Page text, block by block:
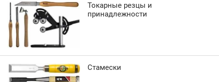
Токарные резцы и
принадлежности
Стамески